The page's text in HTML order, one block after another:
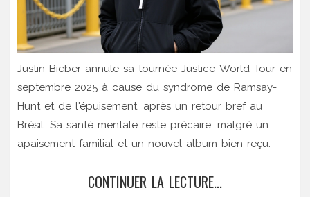
Justin Bieber annule sa tournée Justice World Tour en
septembre 2025 à cause du syndrome de Ramsay-
Hunt et de l'épuisement, après un retour bref au
Brésil. Sa santé mentale reste précaire, malgré un
apaisement familial et un nouvel album bien reçu.
CONTINUER LA LECTURE...